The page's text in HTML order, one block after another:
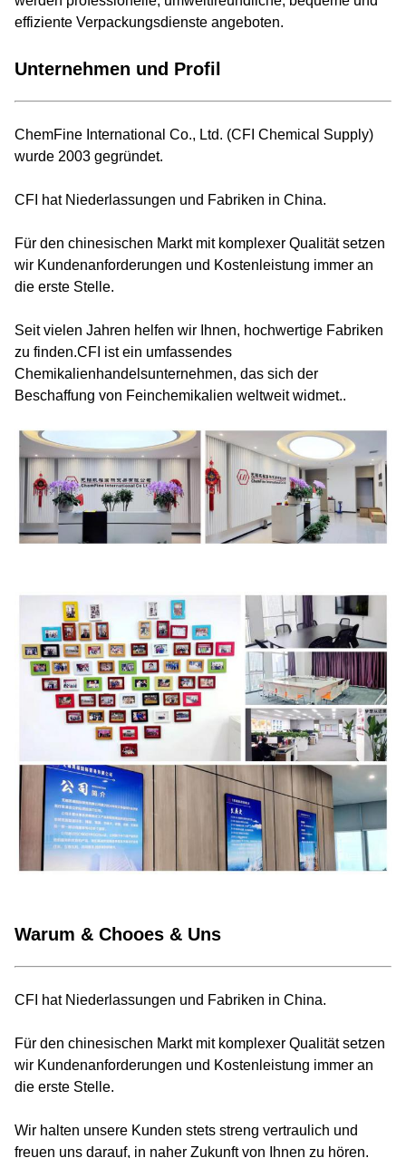
effiziente Verpackungsdienste angeboten.
Unternehmen und Profil
ChemFine International Co., Ltd. (CFI Chemical Supply)
wurde 2003 gegründet.
CFI hat Niederlassungen und Fabriken in China.
Für den chinesischen Markt mit komplexer Qualität setzen
wir Kundenanforderungen und Kostenleistung immer an
die erste Stelle.
Seit vielen Jahren helfen wir Ihnen, hochwertige Fabriken
zu finden.CFI ist ein umfassendes
Chemikalienhandelsunternehmen, das sich der
Beschaffung von Feinchemikalien weltweit widmet..
Warum & Chooes & Uns
CFI hat Niederlassungen und Fabriken in China.
Für den chinesischen Markt mit komplexer Qualität setzen
wir Kundenanforderungen und Kostenleistung immer an
die erste Stelle.
Wir halten unsere Kunden stets streng vertraulich und
freuen uns darauf, in naher Zukunft von Ihnen zu hören.